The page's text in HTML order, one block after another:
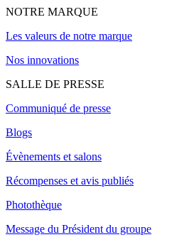
NOTRE MARQUE
Les valeurs de notre marque
Nos innovations
SALLE DE PRESSE
Communiqué de presse
Blogs
Évènements et salons
Récompenses et avis publiés
Photothèque
Message du Président du groupe